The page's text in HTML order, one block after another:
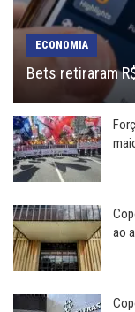
ECONOMIA
Bets retiraram
ao